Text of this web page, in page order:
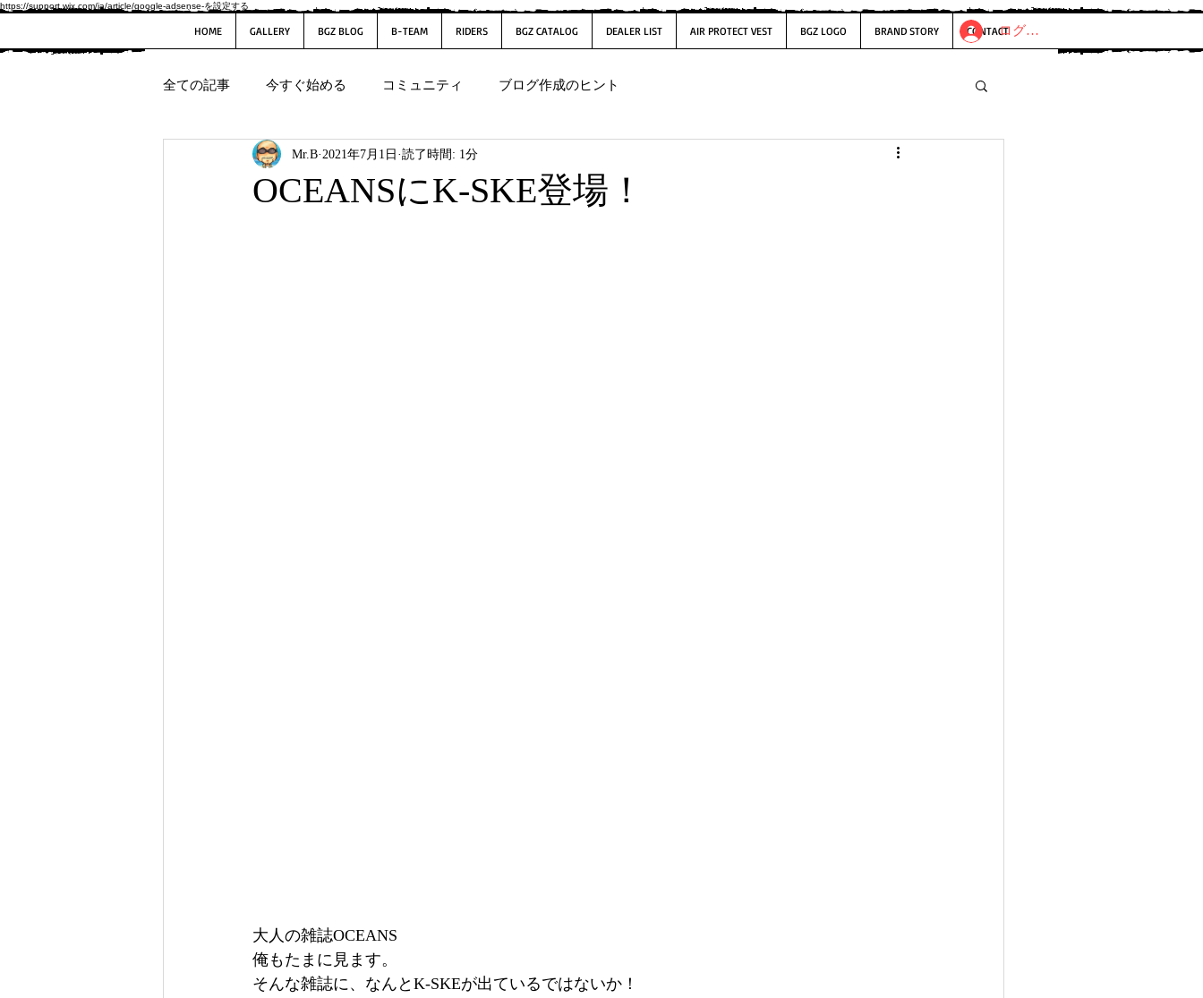
https://support.wix.com/ja/article/google-adsense-を設定する
HOME GALLERY BGZ BLOG B-TEAM RIDERS BGZ CATALOG DEALER LIST AIR PROTECT VEST BGZ LOGO BRAND STORY CONTACTログイン
全ての記事 今すぐ始める コミュニティ ブログ作成のヒント
OCEANSにK-SKE登場！
Mr.B 2021年7月1日 読了時間: 1分
大人の雑誌OCEANS
俺もたまに見ます。
そんな雑誌に、なんとK-SKEが出ているではないか！